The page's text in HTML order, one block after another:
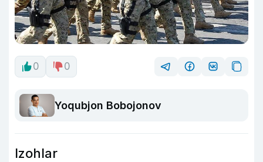
0 0
Yoqubjon Bobojonov
Izohlar